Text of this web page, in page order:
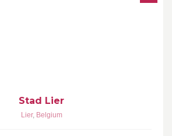
Stad Lier
Lier, Belgium